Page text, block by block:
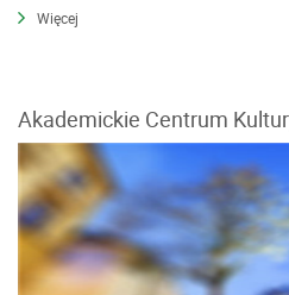
Więcej
Akademickie Centrum